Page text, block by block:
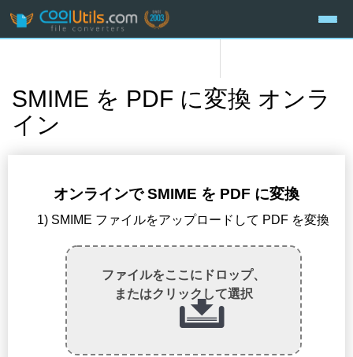
SMIME を PDF に変換 オンラ
イン
オンラインで SMIME を PDF に変換
1) SMIME ファイルをアップロードして PDF を変換
ファイルをここにドロップ、
またはクリックして選択